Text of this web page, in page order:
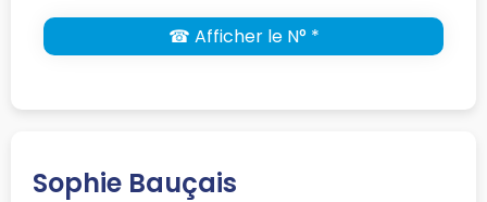
☎ Afficher le N° *
Sophie Bauçais